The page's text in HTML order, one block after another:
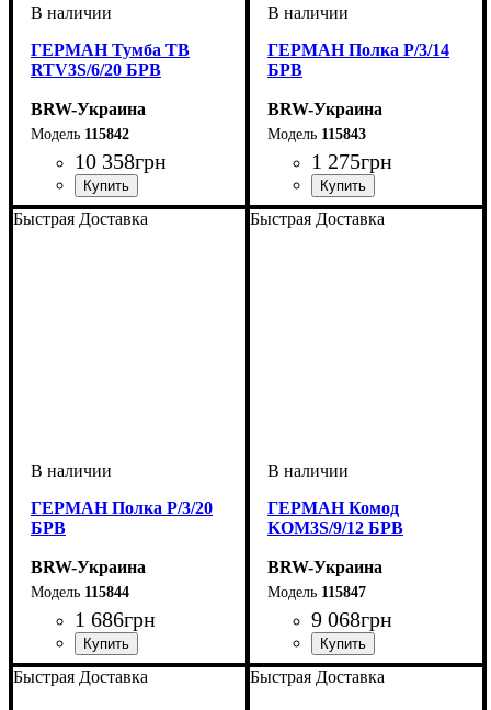
ГЕРМАН Тумба ТВ
RTV3S/6/20 БРВ
BRW-Украина
115842
10 358грн
ширина, мм: 2000
высота, мм: 600
глубина, мм: 540
ГЕРМАН Полка P/3/14
БРВ
BRW-Украина
115843
1 275грн
ширина, мм: 1390
высота, мм: 200
глубина, мм: 270
Быстрая Доставка
ГЕРМАН Полка P/3/20
БРВ
BRW-Украина
115844
1 686грн
ширина, мм: 2000
высота, мм: 250
глубина, мм: 270
Быстрая Доставка
ГЕРМАН Комод
KOM3S/9/12 БРВ
BRW-Украина
115847
9 068грн
ширина, мм: 1150
высота, мм: 850
глубина, мм: 450
Быстрая Доставка Быстрая Доставка